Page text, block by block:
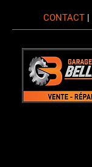
CONTACT |